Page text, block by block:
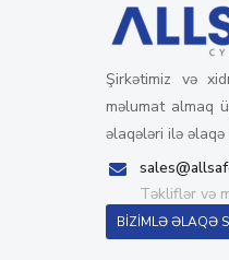
Şirkətimiz və
məlumat almaq
əlaqələri ilə
Təkliflər və
BİZİMLƏ ƏLAQƏ